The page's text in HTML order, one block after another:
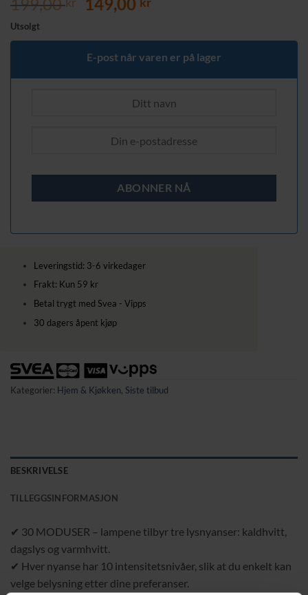
var:
199,00 kr.
er:
149,00 kr.
Utsolgt
E-post når varen er på lager
Leveringstid: 3-6 virkedager
Frakt: Kun 59 kr
Betal trygt med Svea - Vipps
30 dagers åpent kjøp
Kategorier: Hjem & Kjøkken, Siste tilbud
BESKRIVELSE
TILLEGGSINFORMASJON
✔ 30 MODUSER – lampene tilbyr tre lysnyanser: kaldhvitt,
dagslys og varmhvitt.
✔ Hver nyanse har 10 intensitetsnivåer, slik at du enkelt kan
velge belysning etter dine preferanser.